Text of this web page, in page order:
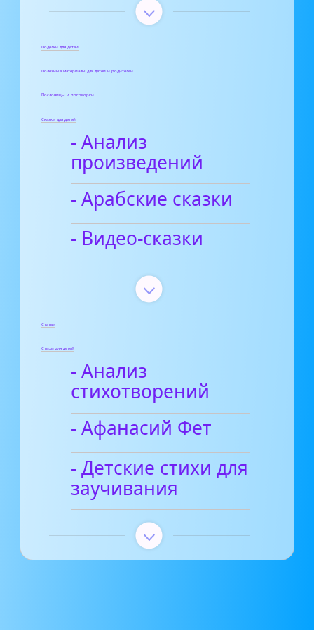
Поделки для детей
Полезные материалы для детей и родителей
Пословицы и поговорки
Сказки для детей
- Анализ
произведений
- Арабские сказки
- Видео-сказки
Статьи
Стихи для детей
- Анализ
стихотворений
- Афанасий Фет
- Детские стихи для
заучивания